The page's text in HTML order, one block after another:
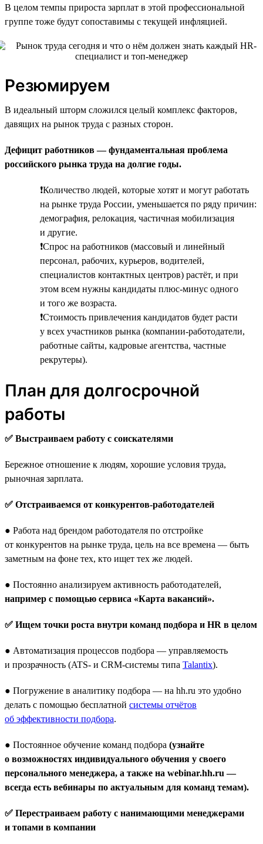
В целом темпы прироста зарплат в этой профессиональной
группе тоже будут сопоставимы с текущей инфляцией.
Резюмируем
В идеальный шторм сложился целый комплекс факторов,
давящих на рынок труда с разных сторон.
Дефицит работников — фундаментальная проблема
российского рынка труда на долгие годы.
❗Количество людей, которые хотят и могут работать
на рынке труда России, уменьшается по ряду причин:
демография, релокация, частичная мобилизация
и другие.
❗Спрос на работников (массовый и линейный
персонал, рабочих, курьеров, водителей,
специалистов контактных центров) растёт, и при
этом всем нужны кандидаты плюс-минус одного
и того же возраста.
❗Стоимость привлечения кандидатов будет расти
у всех участников рынка (компании-работодатели,
работные сайты, кадровые агентства, частные
рекрутеры).
План для долгосрочной
работы
✅ Выстраиваем работу с соискателями
Бережное отношение к людям, хорошие условия труда,
рыночная зарплата.
✅ Отстраиваемся от конкурентов-работодателей
● Работа над брендом работодателя по отстройке
от конкурентов на рынке труда, цель на все времена — быть
заметным на фоне тех, кто ищет тех же людей.
● Постоянно анализируем активность работодателей,
например с помощью сервиса «Карта вакансий».
✅ Ищем точки роста внутри команд подбора и HR в целом
● Автоматизация процессов подбора — управляемость
и прозрачность (ATS- и CRM-системы типа Talantix).
● Погружение в аналитику подбора — на hh.ru это удобно
делать с помощью бесплатной системы отчётов
об эффективности подбора.
● Постоянное обучение команд подбора (узнайте
о возможностях индивидуального обучения у своего
персонального менеджера, а также на webinar.hh.ru —
всегда есть вебинары по актуальным для команд темам).
✅ Перестраиваем работу с нанимающими менеджерами
и топами в компании